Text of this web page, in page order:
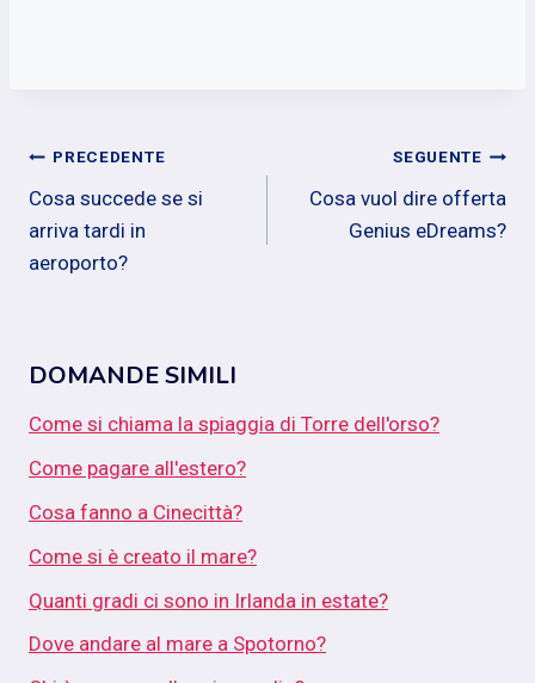
Navigazione
articoli
PRECEDENTE
Cosa succede se si
arriva tardi in
aeroporto?
SEGUENTE
Cosa vuol dire offerta
Genius eDreams?
DOMANDE SIMILI
Come si chiama la spiaggia di Torre dell'orso?
Come pagare all'estero?
Cosa fanno a Cinecittà?
Come si è creato il mare?
Quanti gradi ci sono in Irlanda in estate?
Dove andare al mare a Spotorno?